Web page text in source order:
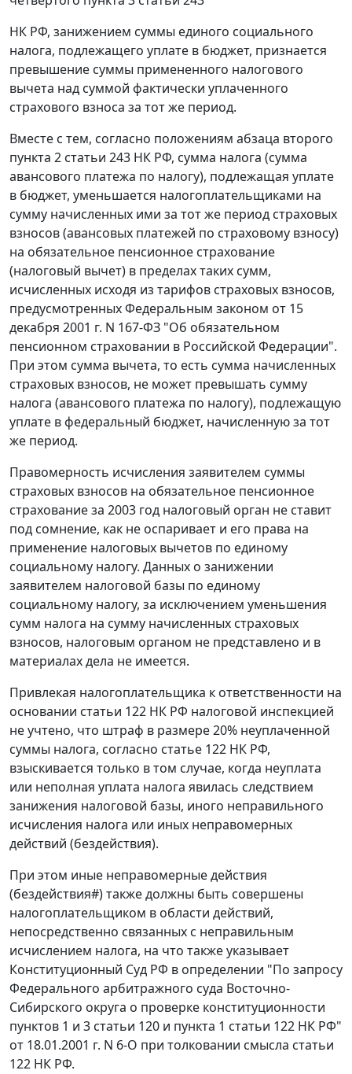
НК РФ, занижением суммы единого социального
налога, подлежащего уплате в бюджет, признается
превышение суммы примененного налогового
вычета над суммой фактически уплаченного
страхового взноса за тот же период.
Вместе с тем, согласно положениям абзаца второго
пункта 2 статьи 243 НК РФ, сумма налога (сумма
авансового платежа по налогу), подлежащая уплате
в бюджет, уменьшается налогоплательщиками на
сумму начисленных ими за тот же период страховых
взносов (авансовых платежей по страховому взносу)
на обязательное пенсионное страхование
(налоговый вычет) в пределах таких сумм,
исчисленных исходя из тарифов страховых взносов,
предусмотренныхФедеральным законом от 15
декабря 2001 г. N 167-ФЗ "Об обязательном
пенсионном страховании в Российской Федерации".
При этом сумма вычета, то есть сумма начисленных
страховых взносов, не может превышать сумму
налога (авансового платежа по налогу), подлежащую
уплате в федеральный бюджет, начисленную за тот
же период.
Правомерность исчисления заявителем суммы
страховых взносов на обязательное пенсионное
страхование за 2003 год налоговый орган не ставит
под сомнение, как не оспаривает и его права на
применение налоговых вычетов по единому
социальному налогу. Данных о занижении
заявителем налоговой базы по единому
социальному налогу, за исключением уменьшения
сумм налога на сумму начисленных страховых
взносов, налоговым органом не представлено и в
материалах дела не имеется.
Привлекая налогоплательщика к ответственности на
основании статьи 122 НК РФ налоговой инспекцией
не учтено, что штраф в размере 20% неуплаченной
суммы налога, согласно статье 122 НК РФ,
взыскивается только в том случае, когда неуплата
или неполная уплата налога явилась следствием
занижения налоговой базы, иного неправильного
исчисления налога или иных неправомерных
действий (бездействия).
При этом иные неправомерные действия
(бездействия#) также должны быть совершены
налогоплательщиком в области действий,
непосредственно связанных с неправильным
исчислением налога, на что также указывает
Конституционный Суд РФ в определении "По запросу
Федерального арбитражного суда Восточно-
Сибирского округа о проверке конституционности
пунктов 1 и 3 статьи 120 и пункта 1 статьи 122 НК РФ"
от 18.01.2001 г. N 6-О при толковании смысла статьи
122 НК РФ.